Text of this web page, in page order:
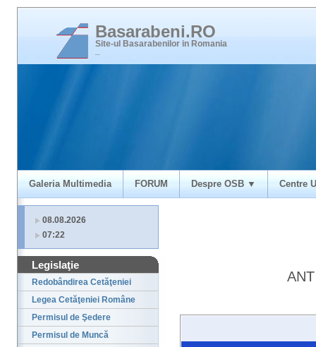
Basarabeni.RO
Site-ul Basarabenilor in Romania
Galeria Multimedia FORUM Despre OSB ▼ Centre
08.08.2026
07:22
Legislaţie
Redobândirea Cetăţeniei
Legea Cetăţeniei Române
Permisul de Şedere
Permisul de Muncă